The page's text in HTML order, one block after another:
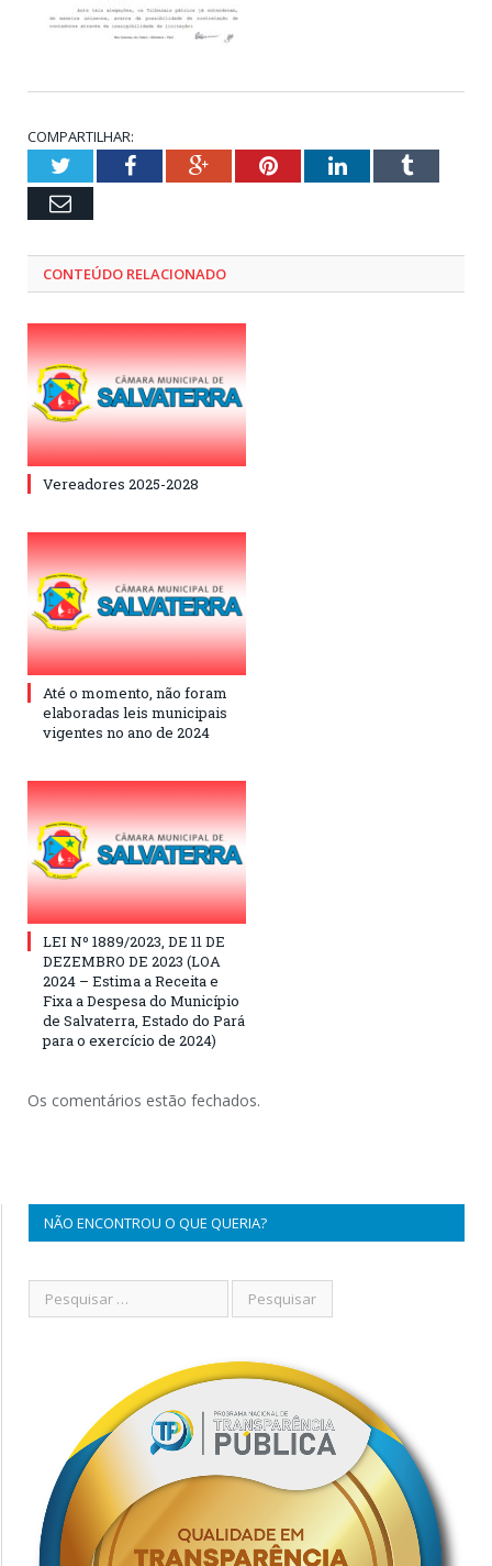
COMPARTILHAR:
TwitterFacebookGoogle+PinterestLinkedInTumblr
Email
CONTEÚDO RELACIONADO
Vereadores 2025-2028
Até o momento, não foram
elaboradas leis municipais
vigentes no ano de 2024
LEI Nº 1889/2023, DE 11 DE
DEZEMBRO DE 2023 (LOA
2024 – Estima a Receita e
Fixa a Despesa do Município
de Salvaterra, Estado do Pará
para o exercício de 2024)
Os comentários estão fechados.
NÃO ENCONTROU O QUE QUERIA?